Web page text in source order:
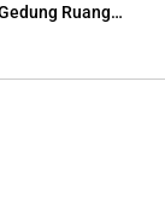
Ruang